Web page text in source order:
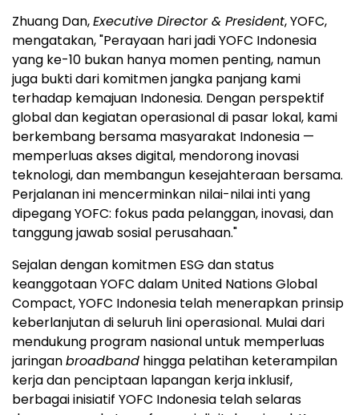
Zhuang Dan,Executive Director & President, YOFC,
mengatakan, "Perayaan hari jadi YOFC Indonesia
yang ke-10 bukan hanya momen penting, namun
juga bukti dari komitmen jangka panjang kami
terhadap kemajuan Indonesia. Dengan perspektif
global dan kegiatan operasional di pasar lokal, kami
berkembang bersama masyarakat Indonesia —
memperluas akses digital, mendorong inovasi
teknologi, dan membangun kesejahteraan bersama.
Perjalanan ini mencerminkan nilai-nilai inti yang
dipegang YOFC: fokus pada pelanggan, inovasi, dan
tanggung jawab sosial perusahaan."
Sejalan dengan komitmen ESG dan status
keanggotaan YOFC dalam United Nations Global
Compact, YOFC Indonesia telah menerapkan prinsip
keberlanjutan di seluruh lini operasional. Mulai dari
mendukung program nasional untuk memperluas
jaringanbroadband hingga pelatihan keterampilan
kerja dan penciptaan lapangan kerja inklusif,
berbagai inisiatif YOFC Indonesia telah selaras